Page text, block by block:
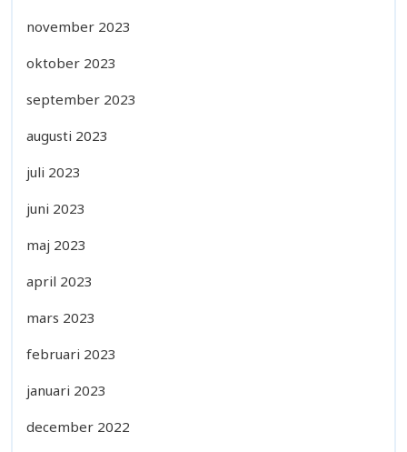
november 2023
oktober 2023
september 2023
augusti 2023
juli 2023
juni 2023
maj 2023
april 2023
mars 2023
februari 2023
januari 2023
december 2022